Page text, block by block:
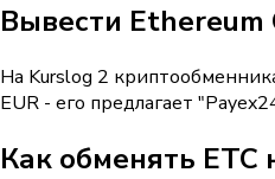
Вывести Ethereum
На Kurslog 2
EUR - его предлагает
Как обменять